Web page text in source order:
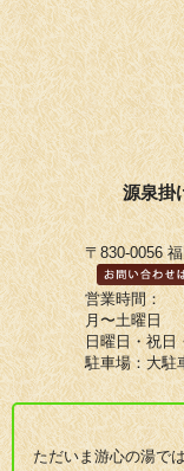
源泉掛
〒830-0056
営業時間：
月〜土曜
日曜日・祝日
駐車場：大駐
ただいま游心の湯で